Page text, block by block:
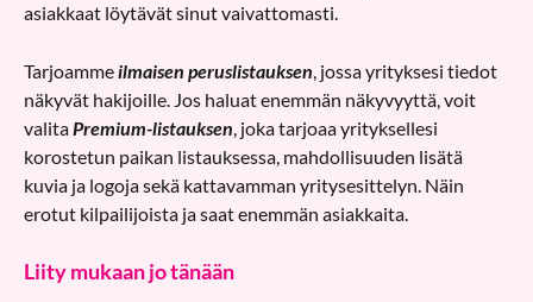
asiakkaat löytävät sinut vaivattomasti.
Tarjoammeilmaisen peruslistauksen, jossa yrityksesi tiedot
näkyvät hakijoille. Jos haluat enemmän näkyvyyttä, voit
valitaPremium-listauksen, joka tarjoaa yrityksellesi
korostetun paikan listauksessa, mahdollisuuden lisätä
kuvia ja logoja sekä kattavamman yritysesittelyn. Näin
erotut kilpailijoista ja saat enemmän asiakkaita.
Liity mukaan jo tänään